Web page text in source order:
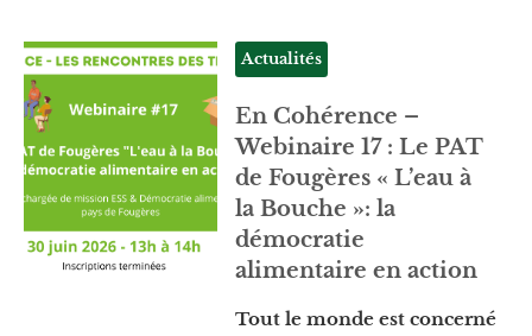
En Cohérence –
Webinaire 17 : Le PAT
de Fougères « L’eau à
la Bouche »: la
démocratie
alimentaire en action
Actualités
Tout le monde est concerné